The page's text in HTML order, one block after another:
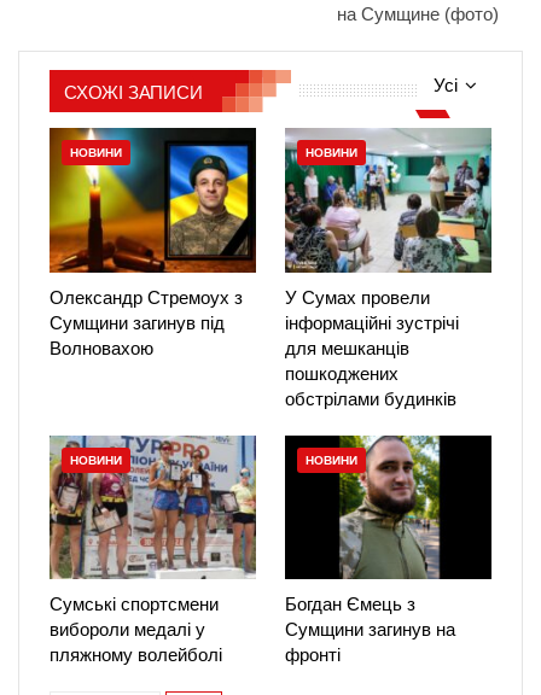
на Сумщине (фото)
Усі
СХОЖІ ЗАПИСИ
НОВИНИ
Олександр Стремоух з
Сумщини загинув під
Волновахою
НОВИНИ
У Сумах провели
інформаційні зустрічі
для мешканців
пошкоджених
обстрілами будинків
НОВИНИ
Сумські спортсмени
вибороли медалі у
пляжному волейболі
НОВИНИ
Богдан Ємець з
Сумщини загинув на
фронті